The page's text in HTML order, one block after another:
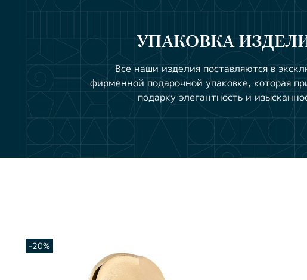
УПАКОВКА
Все наши изделия поставляются в
фирменной подарочной упаковке, которая
подарку элегантность и
-20%